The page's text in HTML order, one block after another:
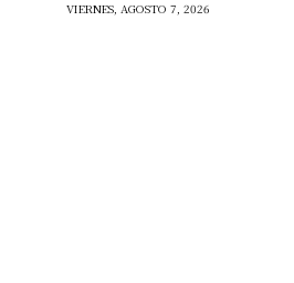
VIERNES, AGOSTO 7, 2026